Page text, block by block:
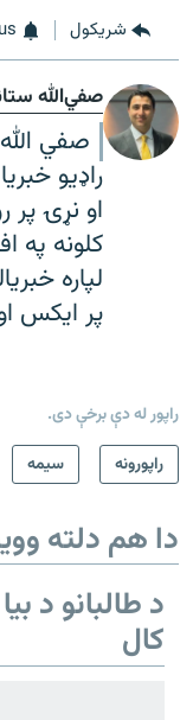
شريکول
صفي‌الله
صفي
راډیو
او نړۍ پر
کلونه په
لپاره
پر ایکس
راپور له دې برخې دی.
راپورونه
سيمه
دا هم دلته
د طالبانو د
کال